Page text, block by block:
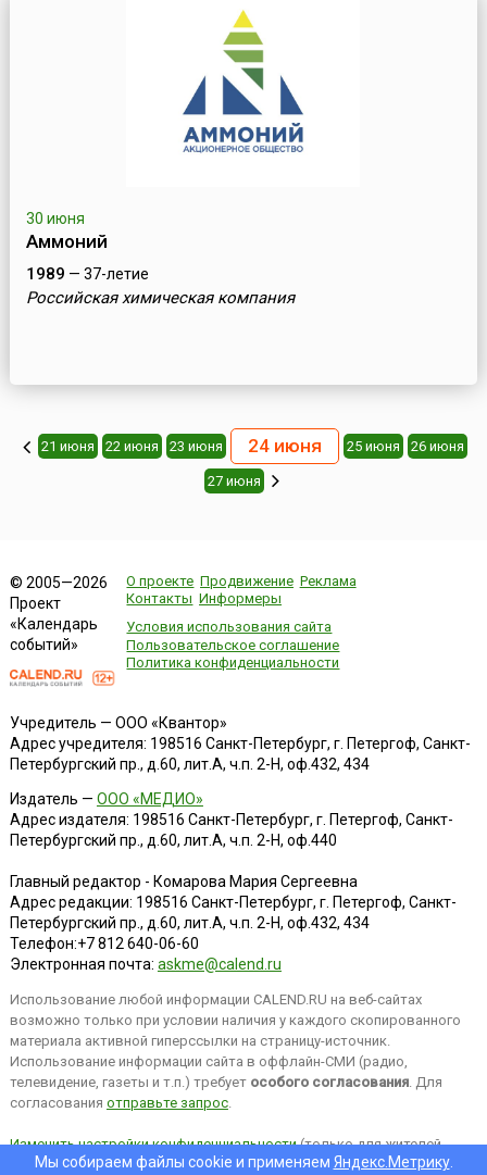
30 июня
Аммоний
1989 — 37-летие
Российская химическая компания
21 июня 22 июня 23 июня 24 июня 25 июня 26 июня
27 июня
© 2005—2026
Проект
«Календарь
событий»
О проекте Продвижение Реклама
Контакты Информеры
Условия использования сайта
Пользовательское соглашение
Политика конфиденциальности
Учредитель — ООО «Квантор»
Адрес учредителя: 198516 Санкт-Петербург, г. Петергоф, Санкт-
Петербургский пр., д.60, лит.А, ч.п. 2-Н, оф.432, 434
Издатель — ООО «МЕДИО»
Адрес издателя: 198516 Санкт-Петербург, г. Петергоф, Санкт-
Петербургский пр., д.60, лит.А, ч.п. 2-Н, оф.440
Главный редактор - Комарова Мария Сергеевна
Адрес редакции: 198516 Санкт-Петербург, г. Петергоф, Санкт-
Петербургский пр., д.60, лит.А, ч.п. 2-Н, оф.432, 434
Телефон:+7 812 640-06-60
Электронная почта: askme@calend.ru
Использование любой информации CALEND.RU на веб-сайтах
возможно только при условии наличия у каждого скопированного
материала активной гиперссылки на страницу-источник.
Использование информации сайта в оффлайн-СМИ (радио,
телевидение, газеты и т.п.) требует особого согласования. Для
согласования отправьте запрос.
Изменить настройки конфиденциальности(только для жителей
EEA).Мы собираем файлы cookie и применяем Яндекс.Метрику.